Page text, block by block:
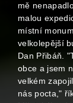
mě
malou
místní
velkolepější
Dan Přibáň.
obce a jsem
velkém
nás pocta,"